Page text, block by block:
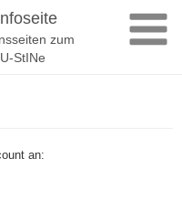
zum
StINe
an: